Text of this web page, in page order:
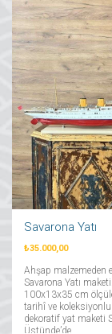
Savarona Yatı
₺35.000,00
Ahşap malzemeden
Savarona Yatı maketi.
100x13x35 cm
tarihî ve
dekoratif yat maketi
Üstünde’de....